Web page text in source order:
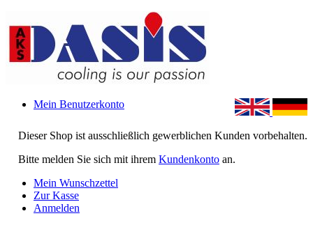
Dieser Shop ist ausschließlich gewerblichen Kunden vorbehalten.
Bitte melden Sie sich mit ihrem Kundenkonto an.
Mein Benutzerkonto
Mein Wunschzettel
Zur Kasse
Anmelden